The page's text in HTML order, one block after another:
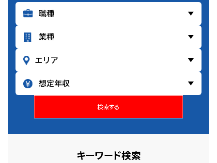
検索する
キーワード検索